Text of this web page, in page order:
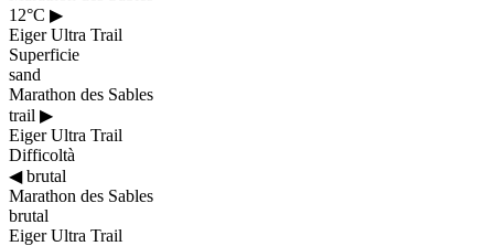
12°C ▶
Eiger Ultra Trail
Superficie
sand
Marathon des Sables
trail ▶
Eiger Ultra Trail
Difficoltà
◀brutal
Marathon des Sables
brutal
Eiger Ultra Trail